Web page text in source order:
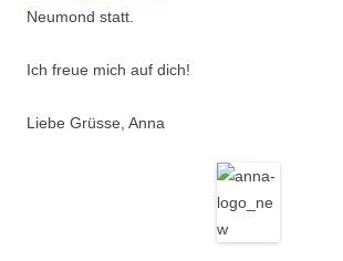
Neumond statt.
Ich freue mich auf dich!
Liebe Grüsse, Anna